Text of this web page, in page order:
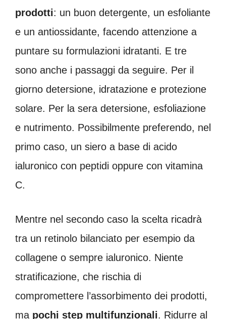
prodotti: un buon detergente, un esfoliante
e un antiossidante, facendo attenzione a
puntare su formulazioni idratanti. E tre
sono anche i passaggi da seguire. Per il
giorno detersione, idratazione e protezione
solare. Per la sera detersione, esfoliazione
e nutrimento. Possibilmente preferendo, nel
primo caso, un siero a base di acido
ialuronico con peptidi oppure con vitamina
C.
Mentre nel secondo caso la scelta ricadrà
tra un retinolo bilanciato per esempio da
collagene o sempre ialuronico. Niente
stratificazione, che rischia di
compromettere l’assorbimento dei prodotti,
ma pochi step multifunzionali. Ridurre al